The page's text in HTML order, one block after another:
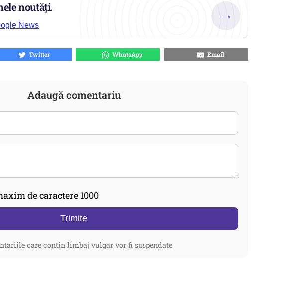
noutăți.
News
→
Twitter WhatsApp Email
Adaugă comentariu
de caractere 1000
Trimite
care contin limbaj vulgar vor fi suspendate